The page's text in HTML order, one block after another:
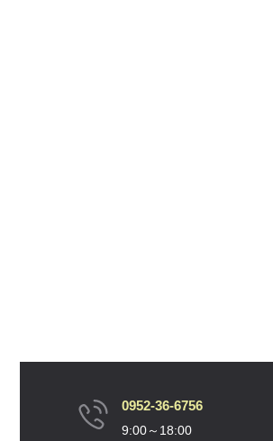
0952-36-6756
9:00～18:00